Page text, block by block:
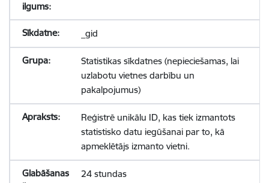
_gid
Statistikas sīkdatnes (nepieciešamas, lai
uzlabotu vietnes darbību un
pakalpojumus)
Reģistrē unikālu ID, kas tiek izmantots
statistisko datu iegūšanai par to, kā
apmeklētājs izmanto vietni.
24 stundas